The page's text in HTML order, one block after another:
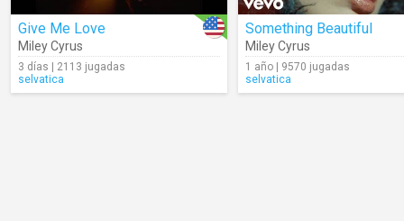
Give Me Love
Miley Cyrus
3 días | 2113 jugadas
selvatica
Something Beautiful
Miley Cyrus
1 año | 9570 jugadas
selvatica